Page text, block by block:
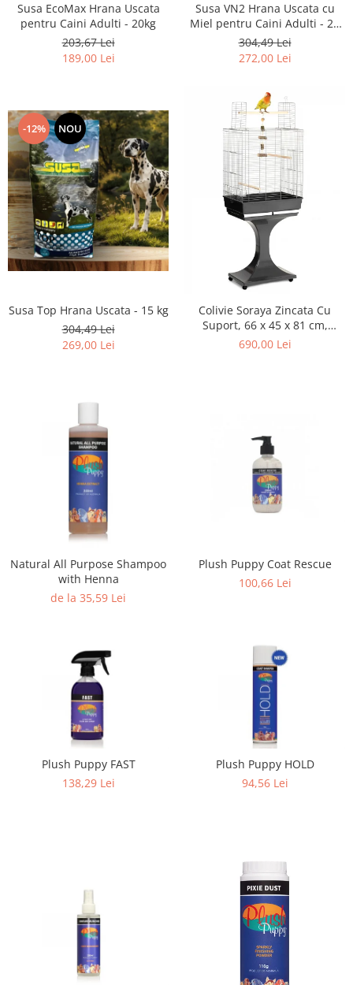
Susa EcoMax Hrana Uscata
pentru Caini Adulti - 20kg
203,67 Lei
189,00 Lei
Susa VN2 Hrana Uscata cu
Miel pentru Caini Adulti - 20
kg
304,49 Lei
272,00 Lei
-12% NOU
Susa Top Hrana Uscata - 15 kg
304,49 Lei
269,00 Lei
Colivie Soraya Zincata Cu
Suport, 66 x 45 x 81 cm,
15210030
690,00 Lei
Natural All Purpose Shampoo
with Henna
de la 35,59 Lei
Plush Puppy Coat Rescue
100,66 Lei
Plush Puppy FAST
138,29 Lei
Plush Puppy HOLD
94,56 Lei